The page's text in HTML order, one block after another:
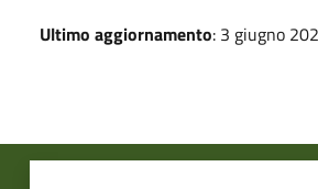
Ultimo aggiornamento: 3 giugno